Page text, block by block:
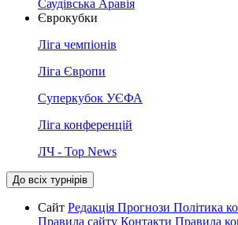
Саудівська Аравія
Єврокубки
Ліга чемпіонів
Ліга Європи
Суперкубок УЄФА
Ліга конференцій
ЛЧ - Top News
До всіх турнірів
Сайт Редакція Прогнози Політика
Правила сайту Контакти Правила